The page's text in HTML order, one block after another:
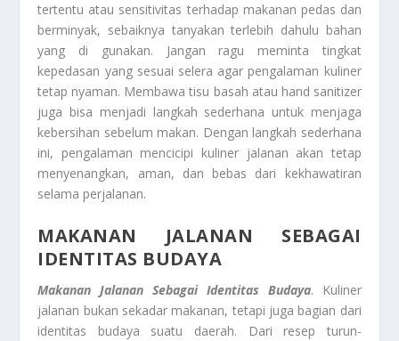
tertentu atau sensitivitas terhadap makanan pedas dan
berminyak, sebaiknya tanyakan terlebih dahulu bahan
yang di gunakan. Jangan ragu meminta tingkat
kepedasan yang sesuai selera agar pengalaman kuliner
tetap nyaman. Membawa tisu basah atau hand sanitizer
juga bisa menjadi langkah sederhana untuk menjaga
kebersihan sebelum makan. Dengan langkah sederhana
ini, pengalaman mencicipi kuliner jalanan akan tetap
menyenangkan, aman, dan bebas dari kekhawatiran
selama perjalanan.
MAKANAN JALANAN SEBAGAI
IDENTITAS BUDAYA
Makanan Jalanan Sebagai Identitas Budaya. Kuliner
jalanan bukan sekadar makanan, tetapi juga bagian dari
identitas budaya suatu daerah. Dari resep turun-